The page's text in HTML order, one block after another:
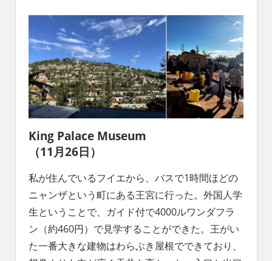
King Palace Museum
（11月26日）
私が住んでいるフイエから、バスで1時間ほどの
ニャンザという町にある王宮に行った。外国人学
生ということで、ガイド付で4000ルワンダフラ
ン（約460円）で見学することができた。王がい
た一番大きな建物はわらぶき屋根でできており、